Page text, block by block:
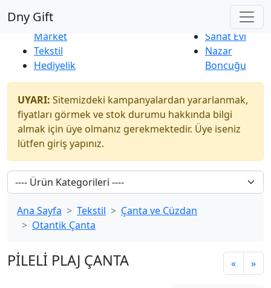
Dny Gift
Yeni Ürünler
İndirim
Market
Tekstil
Hediyelik
Sanat Evi
Nazar
Boncuğu
UYARI: Sitemizdeki kampanyalardan yararlanmak,
fiyatları görmek ve stok durumu hakkında bilgi
almak için üye olmanız gerekmektedir. Üye iseniz
lütfen giriş yapınız.
Ana Sayfa Tekstil
Çanta ve Cüzdan
Otantik Çanta
PİLELİ PLAJ ÇANTA « »